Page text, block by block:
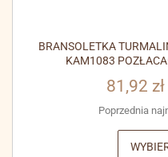
BRANSOLETKA
KAM1083
81,92 zł
Poprzednia